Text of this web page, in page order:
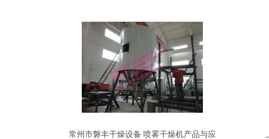
常州市磐丰干燥设备 喷雾干燥机产品与应